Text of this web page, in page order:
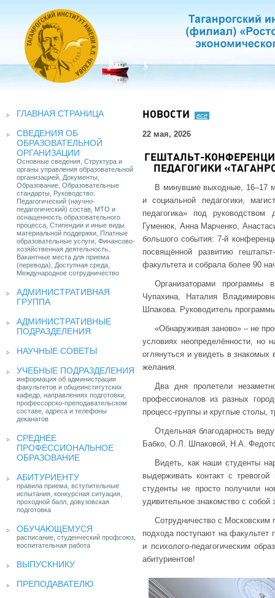
ГЛАВНАЯ СТРАНИЦА
СВЕДЕНИЯ ОБ
ОБРАЗОВАТЕЛЬНОЙ
ОРГАНИЗАЦИИ
Основные сведения, Структура и
органы управления образовательной
организацией, Документы,
Образование, Образовательные
стандарты, Руководство.
Педагогический (научно-
педагогический) состав, МТО и
оснащенность образовательного
процесса, Стипендии и иные виды
материальной поддержки, Платные
образовательные услуги, Финансово-
хозяйственная деятельность,
Вакантные места для приема
(перевода), Доступная среда,
Международное сотрудничество
АДМИНИСТРАТИВНАЯ
ГРУППА
АДМИНИСТРАТИВНЫЕ
ПОДРАЗДЕЛЕНИЯ
НАУЧНЫЕ СОВЕТЫ
УЧЕБНЫЕ ПОДРАЗДЕЛЕНИЯ
информация об администрации
факультетов и общеинститутских
кафедр, направлениях подготовки,
профессорско-преподавательском
составе, адреса и телефоны
деканатов
СРЕДНЕЕ
ПРОФЕССИОНАЛЬНОЕ
ОБРАЗОВАНИЕ
АБИТУРИЕНТУ
правила приема, вступительные
испытания, конкурсная ситуация,
проходной балл, довузовская
подготовка
ОБУЧАЮЩЕМУСЯ
расписание, студенческий профсоюз,
воспитательная работа
ВЫПУСКНИКУ
ПРЕПОДАВАТЕЛЮ
НОВОСТИ все
22 мая, 2026
ГЕШТАЛЬТ-
ПЕДАГОГИКИ
В минувшие выходные, 16–17
и социальной педагогики,
педагогика» под
Гуменюк, Анна Марченко,
большого события: 7-й
посвящённой развитию
факультета и собрала более 90
Организаторами программы
Чупахина, Наталия
Шпакова. Руководитель
«Обнаруживая заново» – не
условиях неопределённости, но
оглянуться и увидеть в
желания.
Два дня пролетели
профессионалов из разных
процесс-группы и круглые столы,
Отдельная благодарность
Бабко, О.Л. Шпаковой, Н.А.
Видеть, как наши студенты
выдерживать контакт с
студенты не просто получили
удивительное знакомство с собой
Сотрудничество с Московским
подхода поступают на факультет
и психолого-педагогическим
абитуриентов!